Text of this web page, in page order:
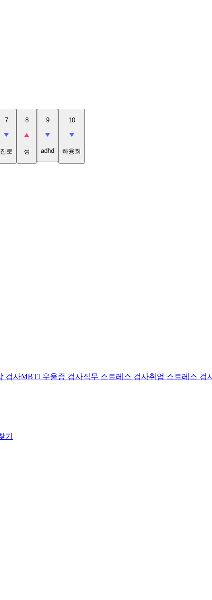
7
진로
8
성
9
adhd
10
하용희
검사MBTI 우울증 검사직무 스트레스 검사취업 스트레스 검
기